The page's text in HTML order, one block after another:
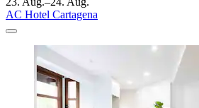
AC Hotel Cartagena